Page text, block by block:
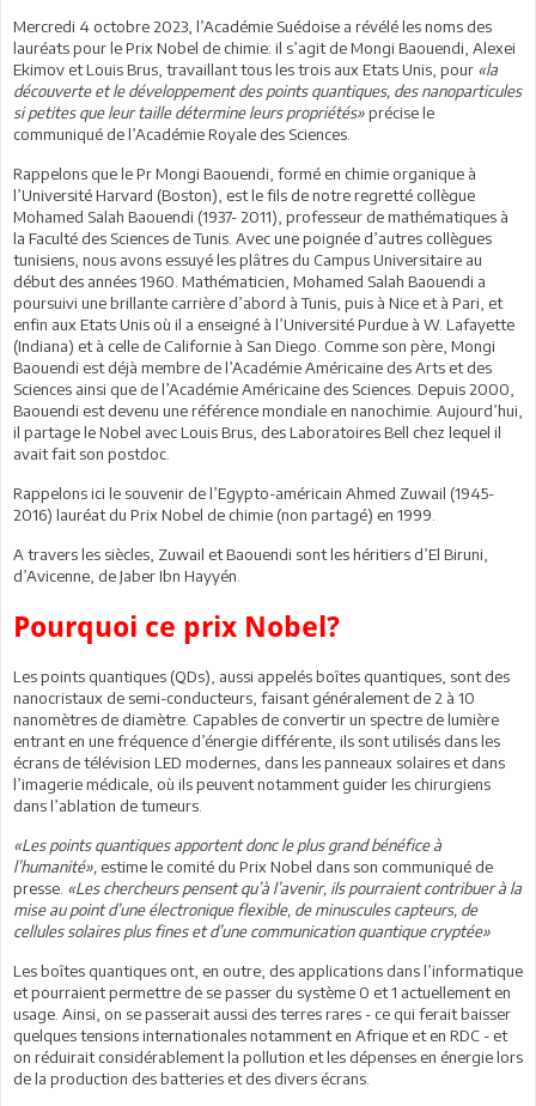
Mercredi 4 octobre 2023, l’Académie Suédoise a révélé les noms des
lauréats pour le Prix Nobel de chimie: il s’agit de Mongi Baouendi, Alexei
Ekimov et Louis Brus, travaillant tous les trois aux Etats Unis, pour «la
découverte et le développement des points quantiques, des nanoparticules
si petites que leur taille détermine leurs propriétés»précise le
communiqué de l’Académie Royale des Sciences.
Rappelons que le Pr Mongi Baouendi, formé en chimie organique à
l’Université Harvard (Boston), est le fils de notre regretté collègue
Mohamed Salah Baouendi (1937- 2011), professeur de mathématiques à
la Faculté des Sciences de Tunis. Avec une poignée d’autres collègues
tunisiens, nous avons essuyé les plâtres du Campus Universitaire au
début des années 1960. Mathématicien, Mohamed Salah Baouendi a
poursuivi une brillante carrière d’abord à Tunis, puis à Nice et à Pari, et
enfin aux Etats Unis où il a enseigné à l’Université Purdue à W. Lafayette
(Indiana) et à celle de Californie à San Diego. Comme son père, Mongi
Baouendi est déjà membre de l’Académie Américaine des Arts et des
Sciences ainsi que de l’Académie Américaine des Sciences. Depuis 2000,
Baouendi est devenu une référence mondiale en nanochimie. Aujourd’hui,
il partage le Nobel avec Louis Brus, des Laboratoires Bell chez lequel il
avait fait son postdoc.
Rappelons ici le souvenir de l’Egypto-américain Ahmed Zuwail (1945-
2016) lauréat du Prix Nobel de chimie (non partagé) en 1999.
A travers les siècles, Zuwail et Baouendi sont les héritiers d’El Biruni,
d’Avicenne, de Jaber Ibn Hayyén.
Pourquoi ce prix Nobel?
Les points quantiques (QDs), aussi appelés boîtes quantiques, sont des
nanocristaux de semi-conducteurs, faisant généralement de 2 à 10
nanomètres de diamètre. Capables de convertir un spectre de lumière
entrant en une fréquence d’énergie différente, ils sont utilisés dans les
écrans de télévision LED modernes, dans les panneaux solaires et dans
l’imagerie médicale, où ils peuvent notamment guider les chirurgiens
dans l’ablation de tumeurs.
«Les points quantiques apportent donc le plus grand bénéfice à
l’humanité», estime le comité du Prix Nobel dans son communiqué de
presse. «Les chercheurs pensent qu’à l’avenir, ils pourraient contribuer à la
mise au point d’une électronique flexible, de minuscules capteurs, de
cellules solaires plus fines et d’une communication quantique cryptée»
Les boîtes quantiques ont, en outre, des applications dans l’informatique
et pourraient permettre de se passer du système 0 et 1 actuellement en
usage. Ainsi, on se passerait aussi des terres rares - ce qui ferait baisser
quelques tensions internationales notamment en Afrique et en RDC - et
on réduirait considérablement la pollution et les dépenses en énergie lors
de la production des batteries et des divers écrans.